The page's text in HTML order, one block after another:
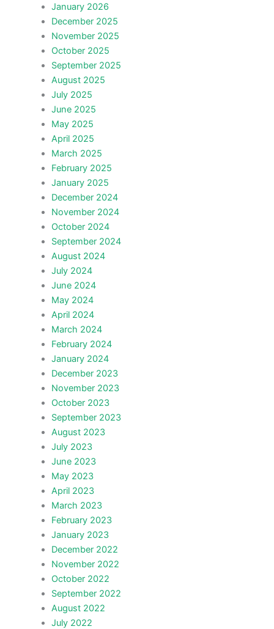
January 2026
December 2025
November 2025
October 2025
September 2025
August 2025
July 2025
June 2025
May 2025
April 2025
March 2025
February 2025
January 2025
December 2024
November 2024
October 2024
September 2024
August 2024
July 2024
June 2024
May 2024
April 2024
March 2024
February 2024
January 2024
December 2023
November 2023
October 2023
September 2023
August 2023
July 2023
June 2023
May 2023
April 2023
March 2023
February 2023
January 2023
December 2022
November 2022
October 2022
September 2022
August 2022
July 2022